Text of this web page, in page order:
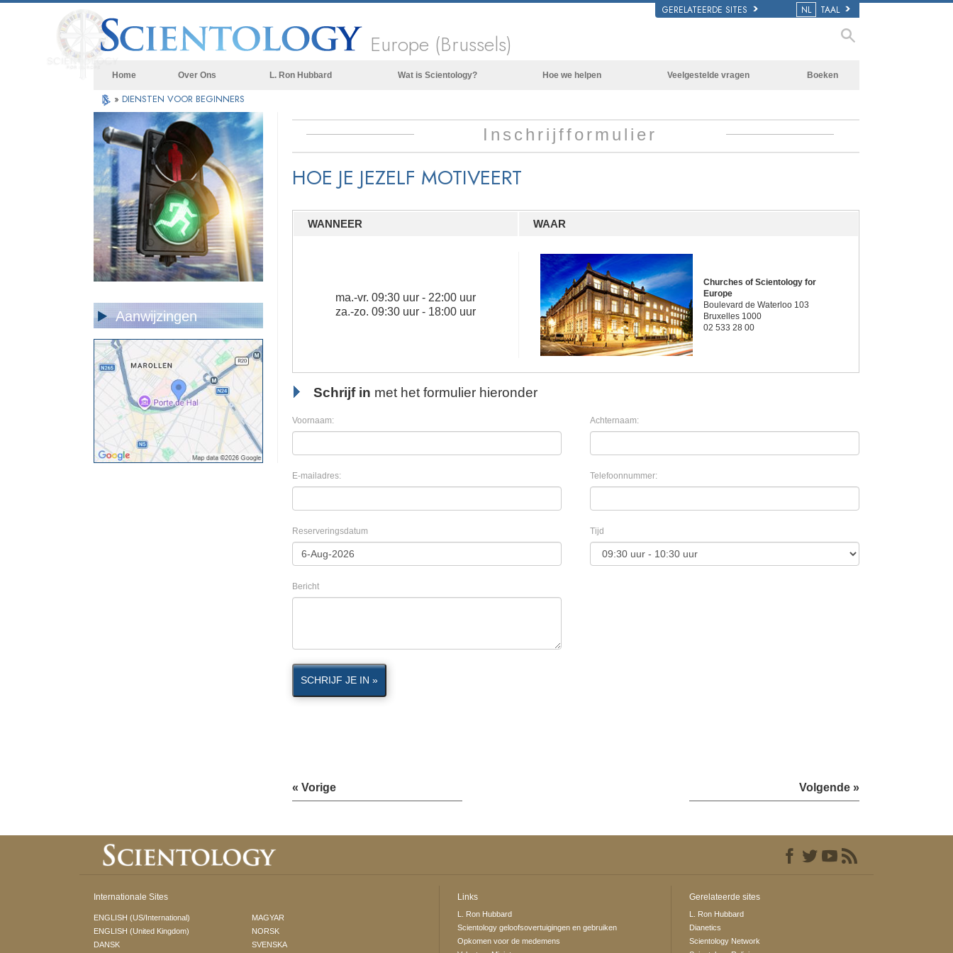
GERELATEERDE SITES NL TAAL
Europe (Brussels)
Home Over Ons L. Ron Hubbard Wat is Scientology?
De Credo’s en Codes van Scientology
Wat scientologen zeggen over
Maak kennis met een scientoloog
Binnen in een Kerk
Wat is Grootheid?
Hoe we helpen Veelgestelde vragen
De organisatie van Scientology
Boeken
Introductielezingen
» DIENSTEN VOOR BEGINNERS
Inschrijfformulier
HOE JE JEZELF MOTIVEERT
WANNEER WAAR
ma.-vr. 09:30 uur - 22:00 uur
za.-zo. 09:30 uur - 18:00 uur
Churches of Scientology for
Europe
Boulevard de Waterloo 103
Bruxelles 1000
02 533 28 00
Schrijf in met het formulier hieronder
Voornaam: Achternaam:
E-mailadres: Telefoonnummer:
Reserveringsdatum Tijd
Bericht
SCHRIJF JE IN »
« Vorige Volgende »
Aanwijzingen
Internationale Sites
ENGLISH (US/International)
ENGLISH (United Kingdom)
DANSK
MAGYAR
NORSK
SVENSKA
Links
L. Ron Hubbard
Scientology geloofsovertuigingen en gebruiken
Opkomen voor de medemens
Gerelateerde sites
L. Ron Hubbard
Dianetics
Scientology Network